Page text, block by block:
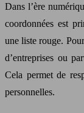
Dans l’ère
coordonnées est
une liste rouge.
d’entreprises ou
Cela permet de
personnelles.